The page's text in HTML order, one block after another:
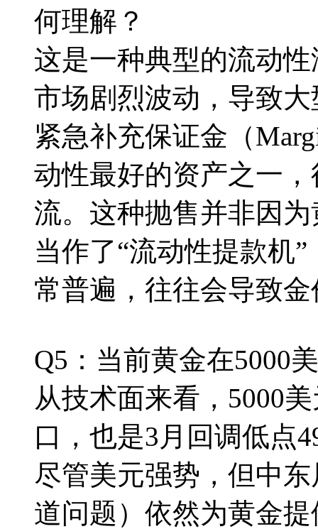
何理解？
这是一种典型的流动
市场剧烈波动，导致
紧急补充保证金（
动性最好的资产之一
流。这种抛售并非因
当作了“流动性提款机
常普遍，往往会导致
Q5：当前黄金在5000
从技术面来看，5000
口，也是3月回调低点
尽管美元强势，但中
道问题）依然为黄金